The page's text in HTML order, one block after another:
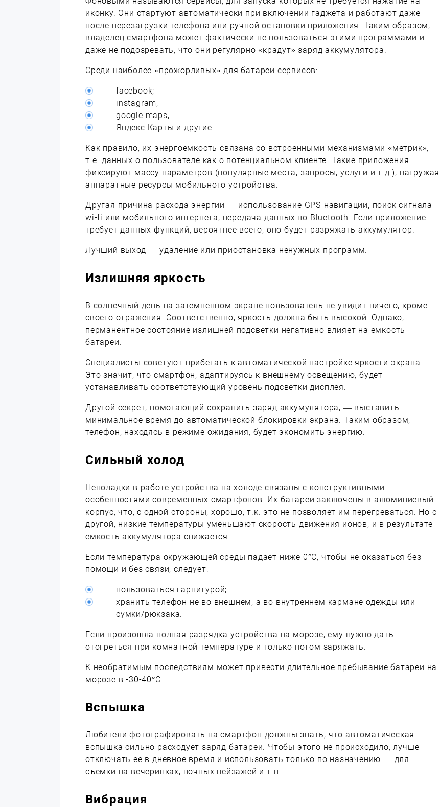
иконку. Они стартуют автоматически при включении гаджета и работают даже
после перезагрузки телефона или ручной остановки приложения. Таким образом,
владелец смартфона может фактически не пользоваться этими программами и
даже не подозревать, что они регулярно «крадут» заряд аккумулятора.
Среди наиболее «прожорливых» для батареи сервисов:
facebook;
instagram;
google maps;
Яндекс.Карты и другие.
Как правило, их энергоемкость связана со встроенными механизмами «метрик»,
т.е. данных о пользователе как о потенциальном клиенте. Такие приложения
фиксируют массу параметров (популярные места, запросы, услуги и т.д.), нагружая
аппаратные ресурсы мобильного устройства.
Другая причина расхода энергии — использование GPS-навигации, поиск сигнала
wi-fi или мобильного интернета, передача данных по Bluetooth. Если приложение
требует данных функций, вероятнее всего, оно будет разряжать аккумулятор.
Лучший выход — удаление или приостановка ненужных программ.
Излишняя яркость
В солнечный день на затемненном экране пользователь не увидит ничего, кроме
своего отражения. Соответственно, яркость должна быть высокой. Однако,
перманентное состояние излишней подсветки негативно влияет на емкость
батареи.
Специалисты советуют прибегать к автоматической настройке яркости экрана.
Это значит, что смартфон, адаптируясь к внешнему освещению, будет
устанавливать соответствующий уровень подсветки дисплея.
Другой секрет, помогающий сохранить заряд аккумулятора, — выставить
минимальное время до автоматической блокировки экрана. Таким образом,
телефон, находясь в режиме ожидания, будет экономить энергию.
Сильный холод
Неполадки в работе устройства на холоде связаны с конструктивными
особенностями современных смартфонов. Их батареи заключены в алюминиевый
корпус, что, с одной стороны, хорошо, т.к. это не позволяет им перегреваться. Но с
другой, низкие температуры уменьшают скорость движения ионов, и в результате
емкость аккумулятора снижается.
Если температура окружающей среды падает ниже 0°C, чтобы не оказаться без
помощи и без связи, следует:
пользоваться гарнитурой;
хранить телефон не во внешнем, а во внутреннем кармане одежды или
сумки/рюкзака.
Если произошла полная разрядка устройства на морозе, ему нужно дать
отогреться при комнатной температуре и только потом заряжать.
К необратимым последствиям может привести длительное пребывание батареи на
морозе в -30-40°C.
Вспышка
Любители фотографировать на смартфон должны знать, что автоматическая
вспышка сильно расходует заряд батареи. Чтобы этого не происходило, лучше
отключать ее в дневное время и использовать только по назначению — для
съемки на вечеринках, ночных пейзажей и т.п.
Вибрация